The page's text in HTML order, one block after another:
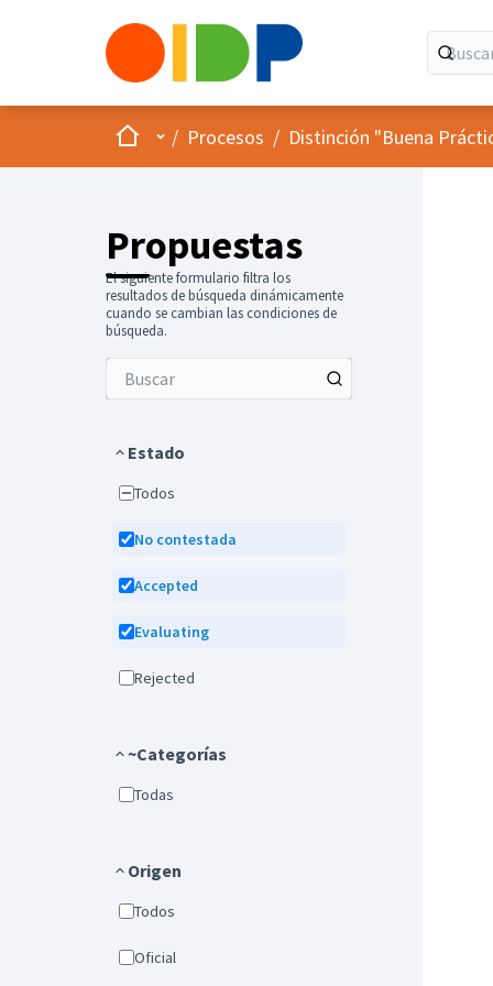
InicioMenú principal
/ Procesos / Distinción "Buena
Propuestas
El siguiente formulario filtra los
resultados de búsqueda dinámicamente
cuando se cambian las condiciones de
búsqueda.
Estado
Todos
No contestada
Accepted
Evaluating
Rejected
~Categorías
Todas
Origen
Todos
Oficial